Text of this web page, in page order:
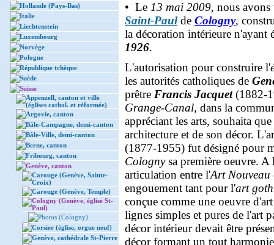
Hollande (Pays-Bas)
Italie
Liechtenstein
Luxembourg
Norvège
Pologne
République tchèque
Suède
Suisse
Appenzell, canton et ville
(églises cathol. et réformée)
Argovie, canton
Bâle-Campagne, demi-canton
Bâle-Ville, demi-canton
Berne, canton
Fribourg, canton
Genève, canton
Carouge (Genève, Sainte-
Croix)
Carouge (Genève, Temple)
Cologny (Genève, église St-
Paul)
Photos (Cologny)
Corsier (église, orgue neuf)
Genève, cathédrale St-Pierre
• Le 13 mai 2009, nous
Saint-Paulde Cologny,
la décoration intérieure n'ayant
1926.
L'autorisation pour construire l'
les autorités catholiques de
prêtre Francis Jacquet(1882-
Grange-Canal, dans la
appréciant les arts, souhaita
architecture et de son décor.
(1877-1955) fut désigné pour
Colognysa première oeuvre.
articulation entre l'Art Nouveau
engouement tant pour l'art
conçue comme une oeuvre
lignes simples et pures de l'art
décor intérieur devait être
décor formant un tout